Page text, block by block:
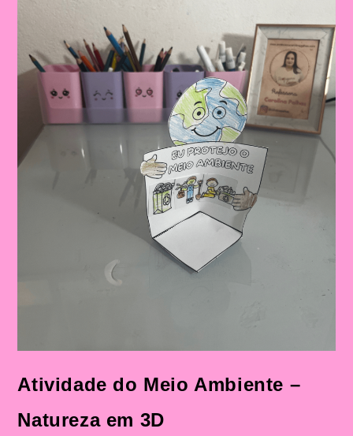
Atividade do Meio Ambiente –
Natureza em 3D